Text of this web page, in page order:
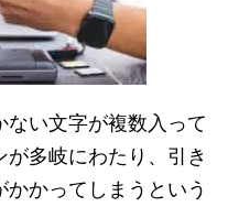
い文字が複数入って
多岐にわたり、引き
かってしまうという